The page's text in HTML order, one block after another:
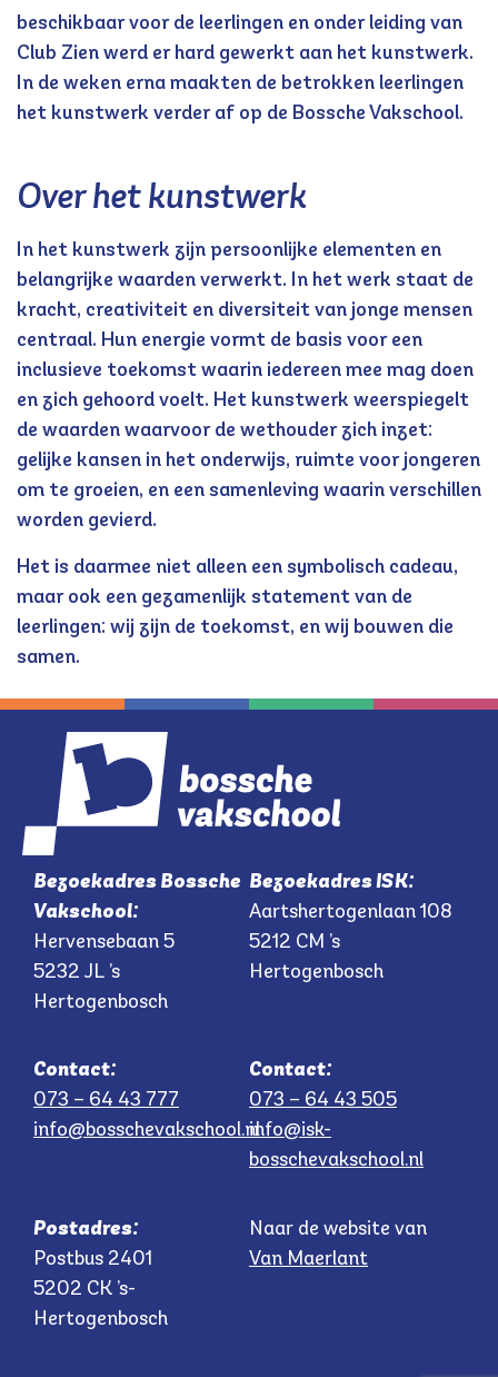
beschikbaar voor de leerlingen en onder leiding van
Club Zien werd er hard gewerkt aan het kunstwerk.
In de weken erna maakten de betrokken leerlingen
het kunstwerk verder af op de Bossche Vakschool.
Over het kunstwerk
In het kunstwerk zijn persoonlijke elementen en
belangrijke waarden verwerkt. In het werk staat de
kracht, creativiteit en diversiteit van jonge mensen
centraal. Hun energie vormt de basis voor een
inclusieve toekomst waarin iedereen mee mag doen
en zich gehoord voelt. Het kunstwerk weerspiegelt
de waarden waarvoor de wethouder zich inzet:
gelijke kansen in het onderwijs, ruimte voor jongeren
om te groeien, en een samenleving waarin verschillen
worden gevierd.
Het is daarmee niet alleen een symbolisch cadeau,
maar ook een gezamenlijk statement van de
leerlingen: wij zijn de toekomst, en wij bouwen die
samen.
Bezoekadres Bossche
Vakschool:
Hervensebaan 5
5232 JL ’s
Hertogenbosch
Bezoekadres ISK:
Aartshertogenlaan 108
5212 CM ’s
Hertogenbosch
Contact:
073 – 64 43 777
info@bosschevakschool.nl
Contact:
073 – 64 43 505
info@isk-
bosschevakschool.nl
Postadres:
Postbus 2401
5202 CK ’s-
Hertogenbosch
Naar de website van
Van Maerlant